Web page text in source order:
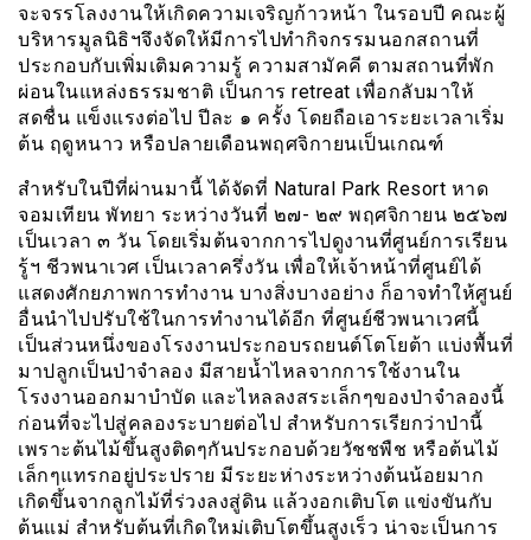
จะจรรโลงงานให้เกิดความเจริญก้าวหน้า ในรอบปี คณะผู้
บริหารมูลนิธิฯจึงจัดให้มีการไปทำกิจกรรมนอกสถานที่
ประกอบกับเพิ่มเติมความรู้ ความสามัคคี ตามสถานที่พัก
ผ่อนในแหล่งธรรมชาติ เป็นการ retreat เพื่อกลับมาให้
สดชื่น แข็งแรงต่อไป ปีละ ๑ ครั้ง โดยถือเอาระยะเวลาเริ่ม
ต้น ฤดูหนาว หรือปลายเดือนพฤศจิกายนเป็นเกณฑ์
สำหรับในปีที่ผ่านมานี้ ได้จัดที่ Natural Park Resort หาด
จอมเทียน พัทยา ระหว่างวันที่ ๒๗- ๒๙ พฤศจิกายน ๒๕๖๗
เป็นเวลา ๓ วัน โดยเริ่มต้นจากการไปดูงานที่ศูนย์การเรียน
รู้ฯ ชีวพนาเวศ เป็นเวลาครึ่งวัน เพื่อให้เจ้าหน้าที่ศูนย์ได้
แสดงศักยภาพการทำงาน บางสิ่งบางอย่าง ก็อาจทำให้ศูนย์
อื่นนำไปปรับใช้ในการทำงานได้อีก ที่ศูนย์ชีวพนาเวศนี้
เป็นส่วนหนึ่งของโรงงานประกอบรถยนต์โตโยต้า แบ่งพื้นที่
มาปลูกเป็นป่าจำลอง มีสายน้ำไหลจากการใช้งานใน
โรงงานออกมาบำบัด และไหลลงสระเล็กๆของป่าจำลองนี้
ก่อนที่จะไปสู่คลองระบายต่อไป สำหรับการเรียกว่าป่านี้
เพราะต้นไม้ขึ้นสูงติดๆกันประกอบด้วยวัชชพืช หรือต้นไม้
เล็กๆแทรกอยู่ประปราย มีระยะห่างระหว่างต้นน้อยมาก
เกิดขึ้นจากลูกไม้ที่ร่วงลงสู่ดิน แล้วงอกเติบโต แข่งขันกับ
ต้นแม่ สำหรับต้นที่เกิดใหม่เติบโตขึ้นสูงเร็ว น่าจะเป็นการ